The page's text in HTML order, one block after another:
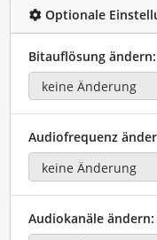
Optionale
Bitauflösung ändern:
Audiofrequenz
Audiokanäle ändern: